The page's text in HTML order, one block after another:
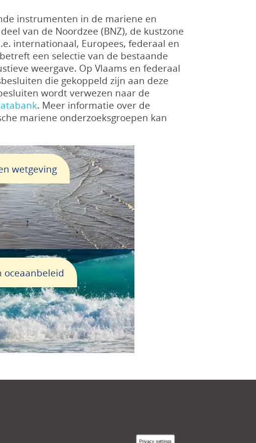
instrumenten in de mariene en
van de Noordzee (BNZ), de kustzone
internationaal, Europees, federaal en
een selectie van de bestaande
weergave. Op Vlaams en federaal
die gekoppeld zijn aan deze
wordt verwezen naar de
. Meer informatie over de
mariene onderzoeksgroepen kan
wetgeving
oceaanbeleid
Privacy settings